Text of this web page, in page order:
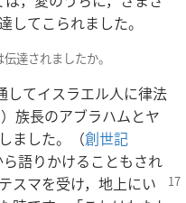
してこられました。
達されましたか。
してイスラエル人に律法
）族長のアブラハムとヤ
ました。（創世記
語りかけることもされ
スマを受け， 地上にい